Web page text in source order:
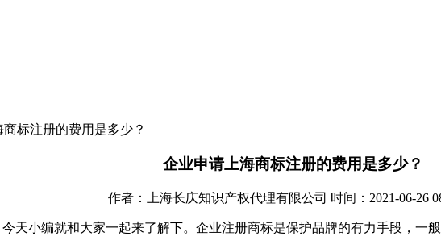
标注册的费用是多少？
企业申请上海商标注册的费用是多少？
作者：上海长庆知识产权代理有限公司 时间：2021-06-26
天小编就和大家一起来了解下。企业注册商标是保护品牌的有力手段，一